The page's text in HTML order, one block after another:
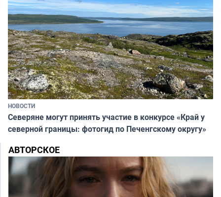
НОВОСТИ
Северяне могут принять участие в конкурсе «Край у
северной границы: фотогид по Печенгскому округу»
АВТОРСКОЕ